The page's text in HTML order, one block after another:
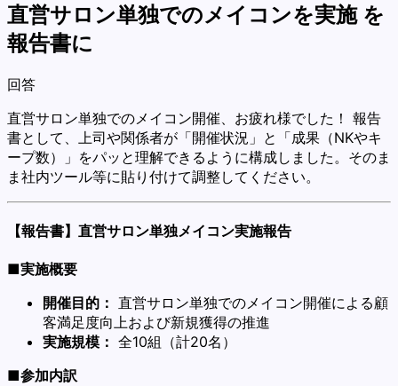
直営サロン単独でのメイコンを実施 を
報告書に
回答
直営サロン単独でのメイコン開催、お疲れ様でした！ 報告
書として、上司や関係者が「開催状況」と「成果（NKやキ
ープ数）」をパッと理解できるように構成しました。そのま
ま社内ツール等に貼り付けて調整してください。
【報告書】直営サロン単独メイコン実施報告
■実施概要
開催目的： 直営サロン単独でのメイコン開催による顧
客満足度向上および新規獲得の推進
実施規模： 全10組（計20名）
■参加内訳